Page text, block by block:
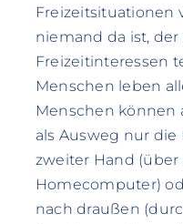
Freizeitsituationen
niemand da ist,
Freizeitinteressen
Menschen leben
Menschen können
als Ausweg nur
zweiter Hand (über
Homecomputer)
nach draußen